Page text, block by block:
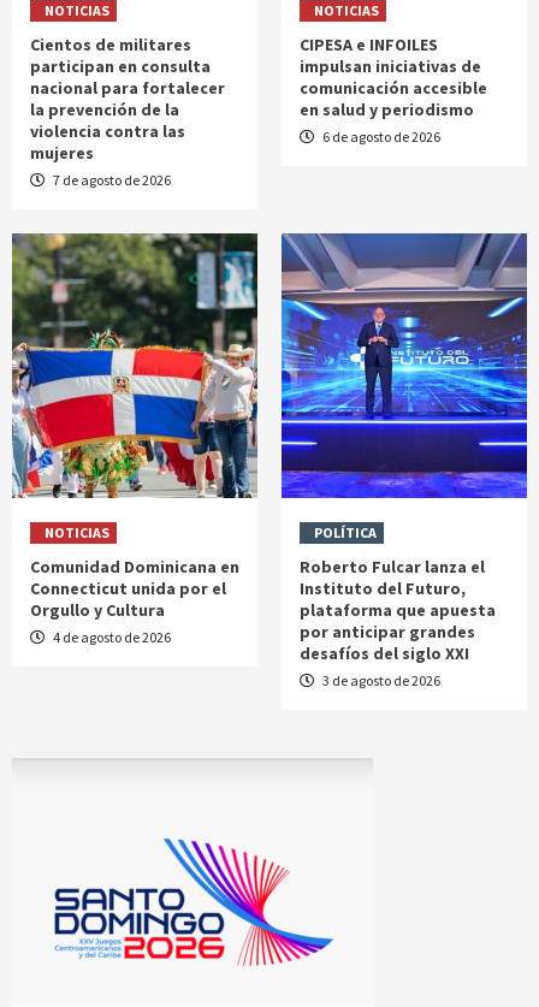
NOTICIAS
Cientos de militares
participan en consulta
nacional para fortalecer
la prevención de la
violencia contra las
mujeres
7 de agosto de 2026
NOTICIAS
CIPESA e INFOILES
impulsan iniciativas de
comunicación accesible
en salud y periodismo
6 de agosto de 2026
NOTICIAS
Comunidad Dominicana en
Connecticut unida por el
Orgullo y Cultura
4 de agosto de 2026
POLÍTICA
Roberto Fulcar lanza el
Instituto del Futuro,
plataforma que apuesta
por anticipar grandes
desafíos del siglo XXI
3 de agosto de 2026